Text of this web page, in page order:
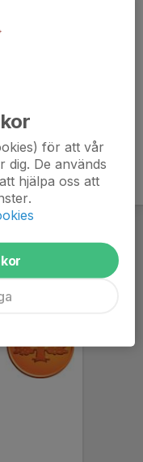
för att vår
dig. De används
hjälpa oss att